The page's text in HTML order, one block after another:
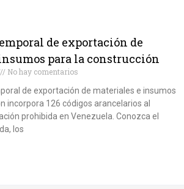
de exportación de
para la construcción
No hay comentarios
de exportación de materiales e insumos
incorpora 126 códigos arancelarios al
prohibida en Venezuela. Conozca el
los